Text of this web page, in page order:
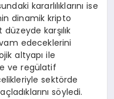
kararlılıklarını ise
dinamik kripto
karşılık
edeceklerini
altyapı ile
ve regülatif
sektörde
söyledi.